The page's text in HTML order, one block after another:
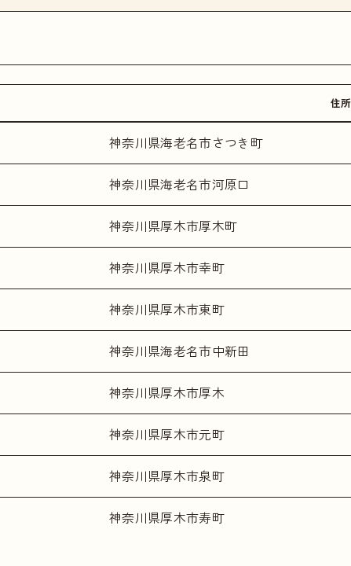
住所
神奈川県海老名市さつき町
神奈川県海老名市河原口
神奈川県厚木市厚木町
神奈川県厚木市幸町
神奈川県厚木市東町
神奈川県海老名市中新田
神奈川県厚木市厚木
神奈川県厚木市元町
神奈川県厚木市泉町
神奈川県厚木市寿町